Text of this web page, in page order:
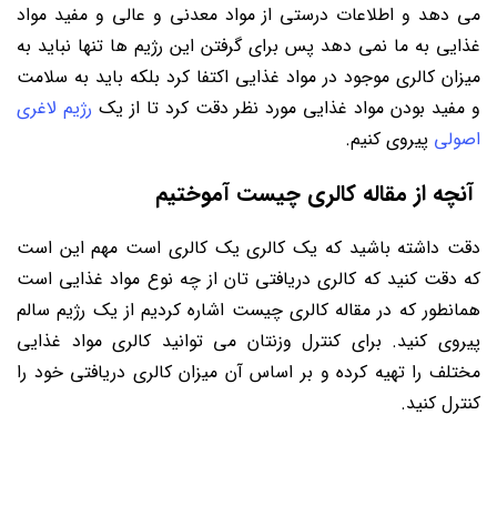
می دهد و اطلاعات درستی از مواد معدنی و عالی و مفید مواد
غذایی به ما نمی دهد پس برای گرفتن این رژیم ها تنها نباید به
میزان کالری موجود در مواد غذایی اکتفا کرد بلکه باید به سلامت
و مفید بودن مواد غذایی مورد نظر دقت کرد تا از یک رژیم لاغری
اصولی پیروی کنیم.
آنچه از مقاله کالری چیست آموختیم
دقت داشته باشید که یک کالری یک کالری است مهم این است
که دقت کنید که کالری دریافتی تان از چه نوع مواد غذایی است
همانطور که در مقاله کالری چیست اشاره کردیم از یک رژیم سالم
پیروی کنید. برای کنترل وزنتان می توانید کالری مواد غذایی
مختلف را تهیه کرده و بر اساس آن میزان کالری دریافتی خود را
کنترل کنید.